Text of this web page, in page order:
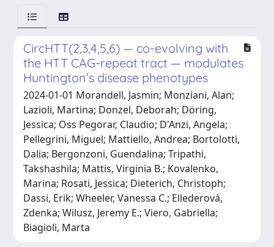
CircHTT(2,3,4,5,6) — co-evolving with
the HTT CAG-repeat tract — modulates
Huntington’s disease phenotypes
2024-01-01 Morandell, Jasmin; Monziani, Alan;
Lazioli, Martina; Donzel, Deborah; Döring,
Jessica; Oss Pegorar, Claudio; D'Anzi, Angela;
Pellegrini, Miguel; Mattiello, Andrea; Bortolotti,
Dalia; Bergonzoni, Guendalina; Tripathi,
Takshashila; Mattis, Virginia B.; Kovalenko,
Marina; Rosati, Jessica; Dieterich, Christoph;
Dassi, Erik; Wheeler, Vanessa C.; Ellederová,
Zdenka; Wilusz, Jeremy E.; Viero, Gabriella;
Biagioli, Marta